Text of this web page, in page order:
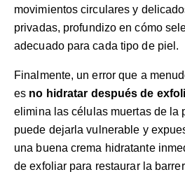
movimientos circulares y
privadas, profundizo en cómo
adecuado para cada tipo de piel.
Finalmente, un error que a
es no hidratar después de
elimina las células muertas de la
puede dejarla vulnerable y
una buena crema hidratante
de exfoliar para restaurar la